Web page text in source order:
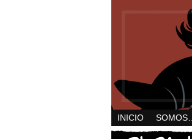
INICIO SOMOS…